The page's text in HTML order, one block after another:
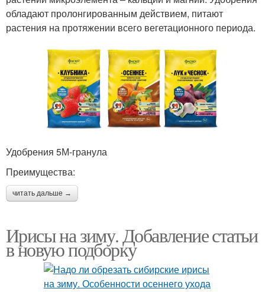
обладают пролонгированным действием, питают
растения на протяжении всего вегетационного периода.
Удобрения 5М-гранула
Преимущества:
читать дальше →
Ирисы на зиму. Добавление статьи
в новую подборку